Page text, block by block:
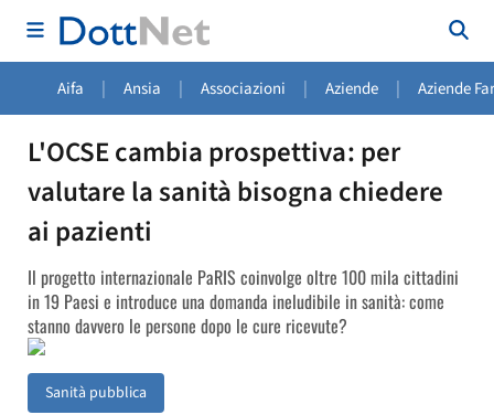
Aifa | Ansia | Associazioni | Aziende | Aziende
L'OCSE cambia prospettiva: per
valutare la sanità bisogna chiedere
ai pazienti
Il progetto internazionale PaRIS coinvolge oltre 100 mila cittadini
in 19 Paesi e introduce una domanda ineludibile in sanità: come
stanno davvero le persone dopo le cure ricevute?
Sanità pubblica